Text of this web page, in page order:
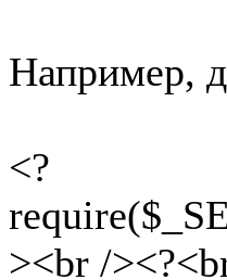
Например,
<?
><br /